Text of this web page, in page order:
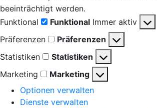
beeinträchtigt werden.
Funktional
Funktional Immer aktiv
Präferenzen
Präferenzen
Statistiken
Statistiken
Marketing
Marketing
Optionen verwalten
Dienste verwalten